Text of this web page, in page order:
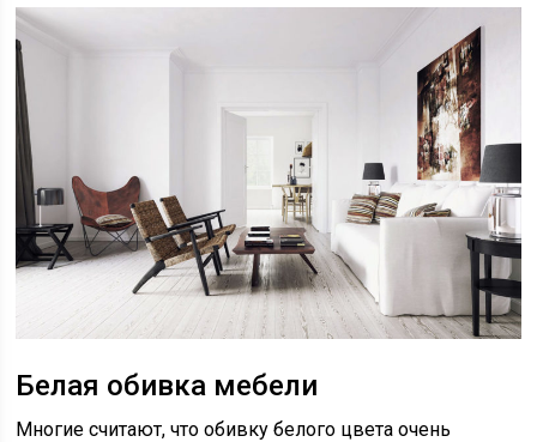
Белая обивка мебели
Многие считают, что обивку белого цвета очень